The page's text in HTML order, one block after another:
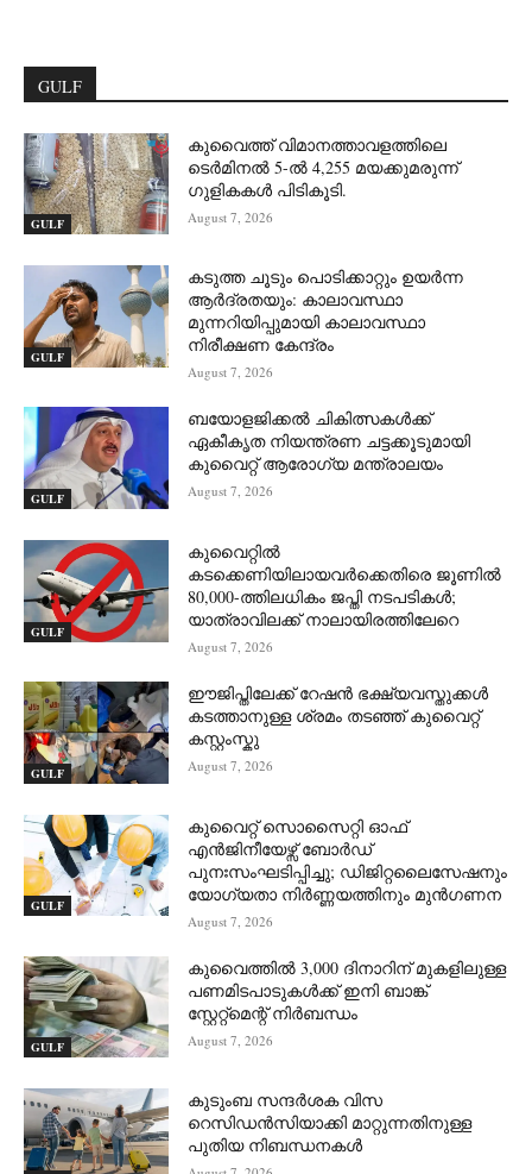
GULF
GULF
കുവൈത്ത് വിമാനത്താവളത്തിലെ
ടെർമിനൽ 5-ൽ 4,255 മയക്കുമരുന്ന്
ഗുളികകൾ പിടികൂടി.
August 7, 2026
GULF
കടുത്ത ചൂടും പൊടിക്കാറ്റും ഉയർന്ന
ആർദ്രതയും: കാലാവസ്ഥാ
മുന്നറിയിപ്പുമായി കാലാവസ്ഥാ
നിരീക്ഷണ കേന്ദ്രം
August 7, 2026
GULF
ബയോളജിക്കൽ ചികിത്സകൾക്ക്
ഏകീകൃത നിയന്ത്രണ ചട്ടക്കൂടുമായി
കുവൈറ്റ് ആരോഗ്യ മന്ത്രാലയം
August 7, 2026
GULF
കുവൈറ്റിൽ
കടക്കെണിയിലായവർക്കെതിരെ ജൂണിൽ
80,000-ത്തിലധികം ജപ്തി നടപടികൾ;
യാത്രാവിലക്ക് നാലായിരത്തിലേറെ
August 7, 2026
GULF
ഈജിപ്തിലേക്ക് റേഷൻ ഭക്ഷ്യവസ്തുക്കൾ
കടത്താനുള്ള ശ്രമം തടഞ്ഞ് കുവൈറ്റ്
കസ്റ്റംസ്കു
August 7, 2026
GULF
കുവൈറ്റ് സൊസൈറ്റി ഓഫ്
എൻജിനീയേഴ്സ് ബോർഡ്
പുനഃസംഘടിപ്പിച്ചു; ഡിജിറ്റലൈസേഷനും
യോഗ്യതാ നിർണ്ണയത്തിനും മുൻഗണന
August 7, 2026
GULF
കുവൈത്തിൽ 3,000 ദിനാറിന് മുകളിലുള്ള
പണമിടപാടുകൾക്ക് ഇനി ബാങ്ക്
സ്റ്റേറ്റ്‌മെന്റ് നിർബന്ധം
August 7, 2026
കുടുംബ സന്ദർശക വിസ
റെസിഡൻസിയാക്കി മാറ്റുന്നതിനുള്ള
പുതിയ നിബന്ധനകൾ